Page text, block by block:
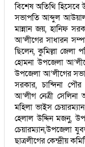
বিশেষ অতিথি হিসেবে
সভাপতি আব্দুল আউয়াল
মান্নান জয়, হানিফ
আ’লীগের সাধারন
ছিলেন, কুমিল্লা জেলা
হোমনা উপজেলা
উপজেলা আ’লীগের
সরকার, চান্দিনা
আ’লীগ নেত্রী
মহিলা ভাইস
হেলাল উদ্দিন মজনু,
চেয়ারম্যান,উপজেলা
ছাত্রলীগের কেন্দ্রীয়